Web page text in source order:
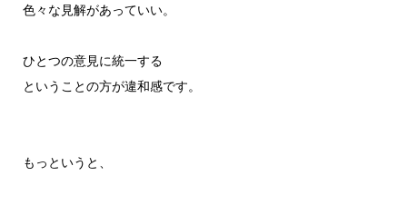
色々な見解があっていい。
ひとつの意見に統一する
ということの方が違和感です。
もっというと、